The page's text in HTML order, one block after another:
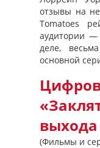
отзывы на
Tomatoes
аудитории —
деле,
основной
выхода
(Фильмы и